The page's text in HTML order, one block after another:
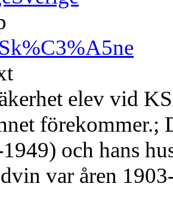
Sk%C3%A5ne
elev vid
och hans
var åren